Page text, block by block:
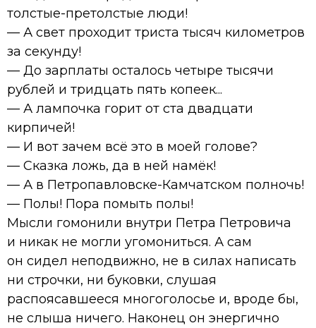
толстые-претолстые люди!
— А свет проходит триста тысяч километров
за секунду!
— До зарплаты осталось четыре тысячи
рублей и тридцать пять копеек...
— А лампочка горит от ста двадцати
кирпичей!
— И вот зачем всё это в моей голове?
— Сказка ложь, да в ней намёк!
— А в Петропавловске-Камчатском полночь!
— Полы! Пора помыть полы!
Мысли гомонили внутри Петра Петровича
и никак не могли угомониться. А сам
он сидел неподвижно, не в силах написать
ни строчки, ни буковки, слушая
распоясавшееся многоголосье и, вроде бы,
не слыша ничего. Наконец он энергично